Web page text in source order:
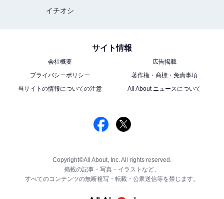
イチオシ
サイト情報
会社概要
広告掲載
プライバシーポリシー
著作権・商標・免責事項
当サイトの情報についての注意
All About ニュースについて
Copyright©All About, Inc. All rights reserved.
掲載の記事・写真・イラストなど、
すべてのコンテンツの無断複写・転載・公衆送信等を禁じます。